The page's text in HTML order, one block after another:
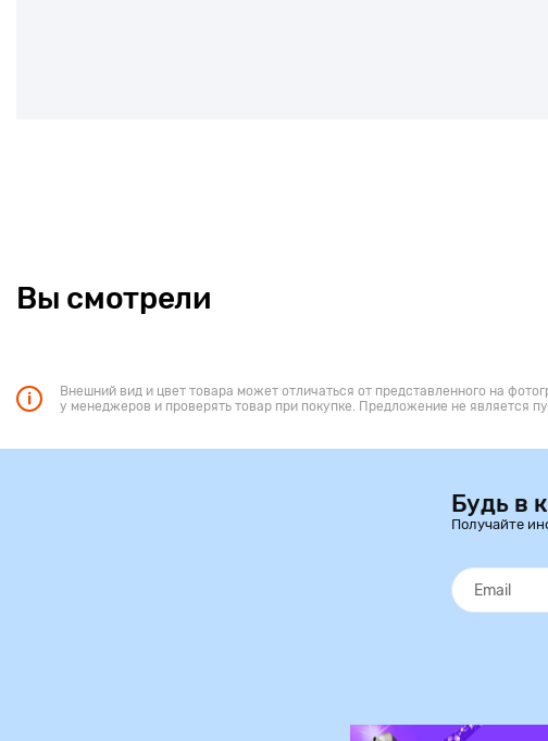
Вы смотрели
Внешний вид и цвет товара может отличаться от представленного на
у менеджеров и проверять товар при покупке. Предложение не является
Будь в
Получайте